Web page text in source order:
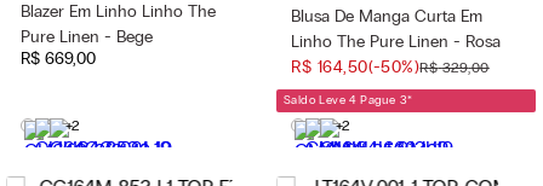
Blazer Em Linho Linho The
Pure Linen - Bege
R$ 669,00
+2
Blusa De Manga Curta Em
Linho The Pure Linen - Rosa
R$ 164,50(-50%)R$ 329,00
Saldo Leve 4 Pague 3*
+2